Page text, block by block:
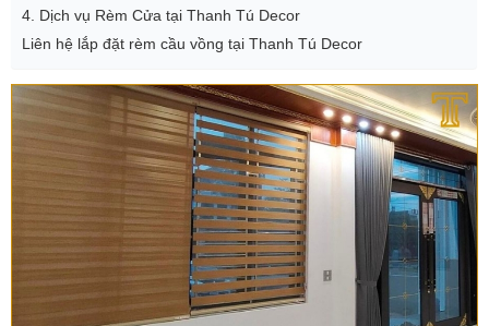
4. Dịch vụ Rèm Cửa tại Thanh Tú Decor
Liên hệ lắp đặt rèm cầu vồng tại Thanh Tú Decor